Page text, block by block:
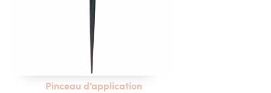
Pinceau d’application